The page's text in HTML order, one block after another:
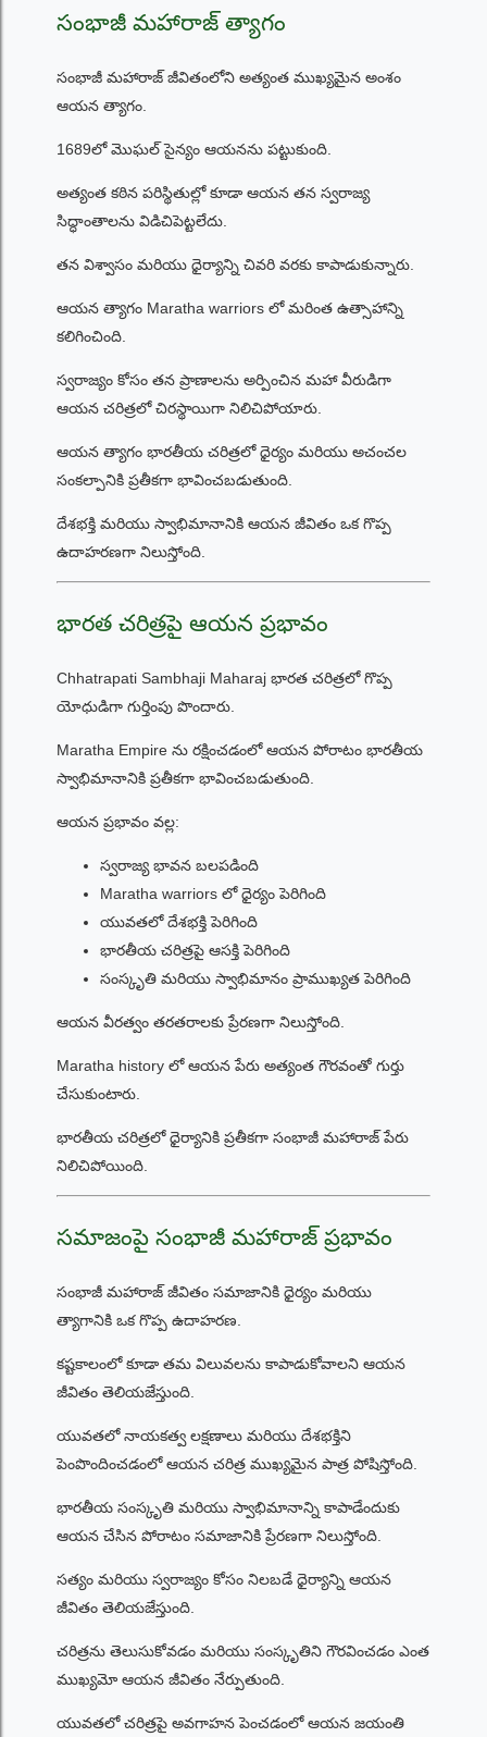
సంభాజీ మహారాజ్ త్యాగం
సంభాజీ మహారాజ్ జీవితంలోని అత్యంత ముఖ్యమైన అంశం
ఆయన త్యాగం.
1689లో మొఘల్ సైన్యం ఆయనను పట్టుకుంది.
అత్యంత కఠిన పరిస్థితుల్లో కూడా ఆయన తన స్వరాజ్య
సిద్ధాంతాలను విడిచిపెట్టలేదు.
తన విశ్వాసం మరియు ధైర్యాన్ని చివరి వరకు కాపాడుకున్నారు.
ఆయన త్యాగం Maratha warriors లో మరింత ఉత్సాహాన్ని
కలిగించింది.
స్వరాజ్యం కోసం తన ప్రాణాలను అర్పించిన మహా వీరుడిగా
ఆయన చరిత్రలో చిరస్థాయిగా నిలిచిపోయారు.
ఆయన త్యాగం భారతీయ చరిత్రలో ధైర్యం మరియు అచంచల
సంకల్పానికి ప్రతీకగా భావించబడుతుంది.
దేశభక్తి మరియు స్వాభిమానానికి ఆయన జీవితం ఒక గొప్ప
ఉదాహరణగా నిలుస్తోంది.
భారత చరిత్రపై ఆయన ప్రభావం
Chhatrapati Sambhaji Maharaj భారత చరిత్రలో గొప్ప
యోధుడిగా గుర్తింపు పొందారు.
Maratha Empire ను రక్షించడంలో ఆయన పోరాటం భారతీయ
స్వాభిమానానికి ప్రతీకగా భావించబడుతుంది.
ఆయన ప్రభావం వల్ల:
స్వరాజ్య భావన బలపడింది
Maratha warriors లో ధైర్యం పెరిగింది
యువతలో దేశభక్తి పెరిగింది
భారతీయ చరిత్రపై ఆసక్తి పెరిగింది
సంస్కృతి మరియు స్వాభిమానం ప్రాముఖ్యత పెరిగింది
ఆయన వీరత్వం తరతరాలకు ప్రేరణగా నిలుస్తోంది.
Maratha history లో ఆయన పేరు అత్యంత గౌరవంతో గుర్తు
చేసుకుంటారు.
భారతీయ చరిత్రలో ధైర్యానికి ప్రతీకగా సంభాజీ మహారాజ్ పేరు
నిలిచిపోయింది.
సమాజంపై సంభాజీ మహారాజ్ ప్రభావం
సంభాజీ మహారాజ్ జీవితం సమాజానికి ధైర్యం మరియు
త్యాగానికి ఒక గొప్ప ఉదాహరణ.
కష్టకాలంలో కూడా తమ విలువలను కాపాడుకోవాలని ఆయన
జీవితం తెలియజేస్తుంది.
యువతలో నాయకత్వ లక్షణాలు మరియు దేశభక్తిని
పెంపొందించడంలో ఆయన చరిత్ర ముఖ్యమైన పాత్ర పోషిస్తోంది.
భారతీయ సంస్కృతి మరియు స్వాభిమానాన్ని కాపాడేందుకు
ఆయన చేసిన పోరాటం సమాజానికి ప్రేరణగా నిలుస్తోంది.
సత్యం మరియు స్వరాజ్యం కోసం నిలబడే ధైర్యాన్ని ఆయన
జీవితం తెలియజేస్తుంది.
చరిత్రను తెలుసుకోవడం మరియు సంస్కృతిని గౌరవించడం ఎంత
ముఖ్యమో ఆయన జీవితం నేర్పుతుంది.
యువతలో చరిత్రపై అవగాహన పెంచడంలో ఆయన జయంతి